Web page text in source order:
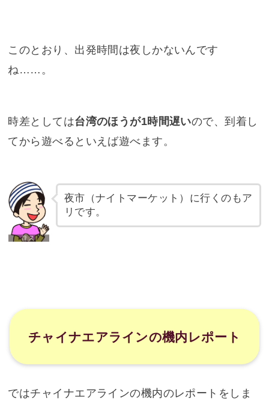
このとおり、出発時間は夜しかないんです
ね……。
時差としては台湾のほうが1時間遅いので、到着し
てから遊べるといえば遊べます。
夜市（ナイトマーケット）に行くのもア
リです。
チャイナエアラインの機内レポート
ではチャイナエアラインの機内のレポートをしま